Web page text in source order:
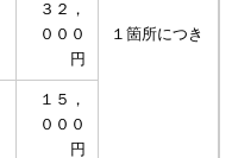
１箇所につき
３２，
０００
円
１５，
０００
円